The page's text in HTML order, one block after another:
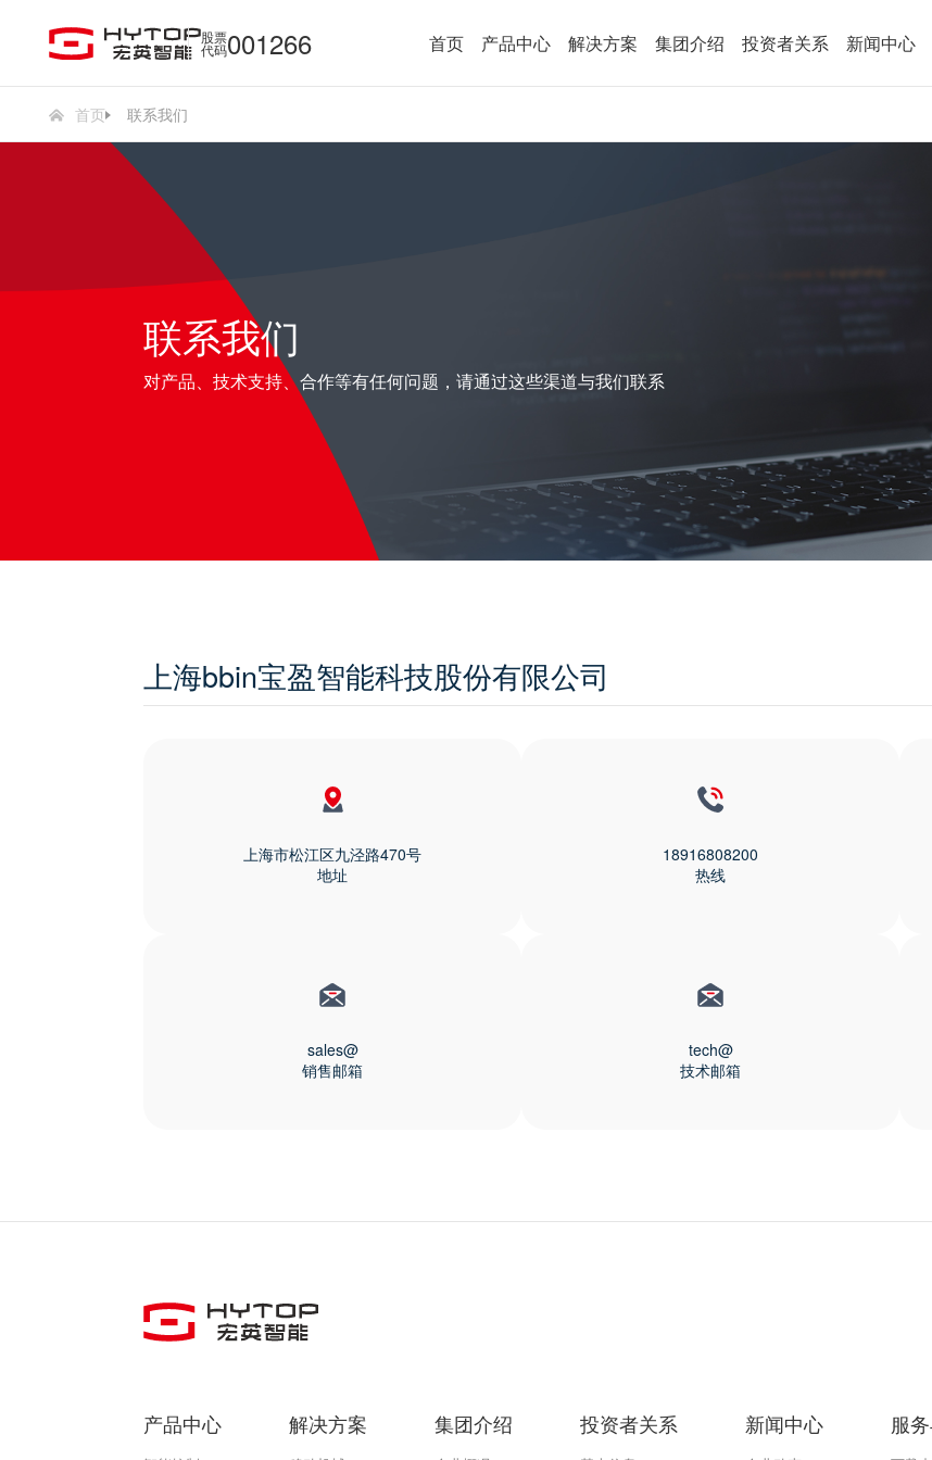
股票
代码001266 首页 产品中心 解决方案 集团介绍 投资者关系 新闻中心
首页 联系我们
联系我们
对产品、技术支持、合作等有任何问题，请通过这些渠道与我们联系
上海bbin宝盈智能科技股份有限公司
上海市松江区九泾路470号
地址
18916808200
热线
sales@
销售邮箱
tech@
技术邮箱
产品中心 解决方案 集团介绍 投资者关系 新闻中心 服